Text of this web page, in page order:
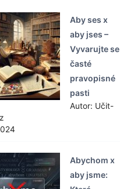
Aby ses x
aby jses –
Vyvarujte se
časté
pravopisné
pasti
Autor: Učit-
Abychom x
aby jsme: